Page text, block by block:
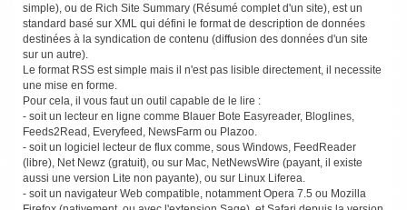
simple), ou de Rich Site Summary (Résumé complet d'un site), est un
standard basé sur XML qui défini le format de description de données
destinées à la syndication de contenu (diffusion des données d'un site
sur un autre).
Le format RSS est simple mais il n'est pas lisible directement, il necessite
une mise en forme.
Pour cela, il vous faut un outil capable de le lire :
- soit un lecteur en ligne comme Blauer Bote Easyreader, Bloglines,
Feeds2Read, Everyfeed, NewsFarm ou Plazoo.
- soit un logiciel lecteur de flux comme, sous Windows, FeedReader
(libre), Net Newz (gratuit), ou sur Mac, NetNewsWire (payant, il existe
aussi une version Lite non payante), ou sur Linux Liferea.
- soit un navigateur Web compatible, notamment Opera 7.5 ou Mozilla